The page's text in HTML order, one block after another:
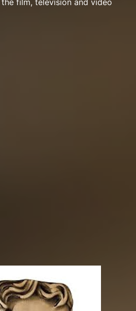
film, television and video